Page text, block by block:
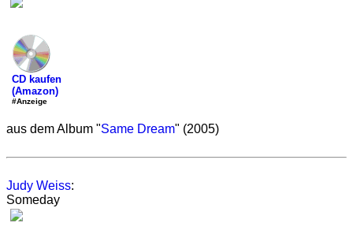
CD kaufen
(Amazon)
#Anzeige
aus dem Album "Same Dream" (2005)
Judy Weiss:
Someday